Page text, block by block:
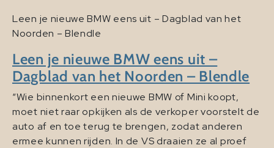
Leen je nieuwe BMW eens uit – Dagblad van het
Noorden – Blendle
Leen je nieuwe BMW eens uit –
Dagblad van het Noorden – Blendle
“Wie binnenkort een nieuwe BMW of Mini koopt,
moet niet raar opkijken als de verkoper voorstelt de
auto af en toe terug te brengen, zodat anderen
ermee kunnen rijden. In de VS draaien ze al proef